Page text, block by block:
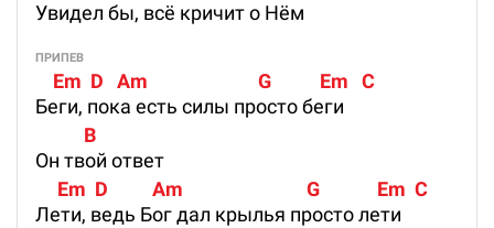
Увидел бы, всё кричит о Нём
ПРИПЕВ
    Em  D   Am                         G           Em   C
Беги, пока есть силы просто беги
           B
Он твой ответ
     Em  D          Am                            G             Em  C
Лети, ведь Бог дал крылья просто лети